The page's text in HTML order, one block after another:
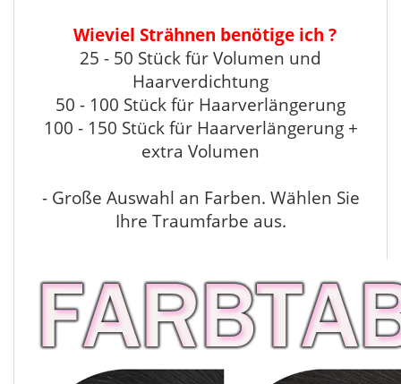
Wieviel Strähnen benötige ich ?
25 - 50 Stück für Volumen und
Haarverdichtung
50 - 100 Stück für Haarverlängerung
100 - 150 Stück für Haarverlängerung +
extra Volumen
- Große Auswahl an Farben. Wählen Sie
Ihre Traumfarbe aus.